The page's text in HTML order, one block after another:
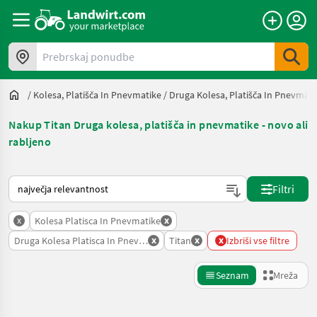
Prebrskaj ponudbe
/ Kolesa, Platišča In Pnevmatike / Druga Kolesa, Platišča In
Nakup Titan Druga kolesa, platišča in pnevmatike - novo ali
rabljeno
Tako je razvrščeno na Landwirt.com
Filtri
x Kolesa Platisca In Pnevmatike x
Druga Kolesa Platisca In Pnevmatike
x Titan x x Izbriši vse filtre
Seznam Mreža